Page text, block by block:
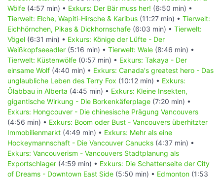
Wölfe (4:57 min) • Exkurs: Der Bär muss her! (6:50 min) •
Tierwelt: Elche, Wapiti-Hirsche & Karibus (11:27 min) • Tierwelt:
Eichhörnchen, Pikas & Dickhornschafe (6:03 min) • Tierwelt:
Vögel (6:31 min) • Exkurs: Könige der Lüfte - Der
Weißkopfseeadler (5:16 min) • Tierwelt: Wale (8:46 min) •
Tierwelt: Küstenwölfe (0:57 min) • Exkurs: Takaya - Der
einsame Wolf (4:40 min) • Exkurs: Canada's greatest hero - Das
unglaubliche Leben des Terry Fox (10:12 min) • Exkurs:
Ölabbau in Alberta (4:45 min) • Exkurs: Kleine Insekten,
gigantische Wirkung - Die Borkenkäferplage (7:20 min) •
Exkurs: Hongcouver - Die chinesische Prägung Vancouvers
(4:56 min) • Exkurs: Boom oder Bust - Vancouvers überhitzter
Immobilienmarkt (4:49 min) • Exkurs: Mehr als eine
Hockeymannschaft - Die Vancouver Canucks (4:37 min) •
Exkurs: Vancouverism - Vancouvers Stadtplanung als
Exportschlager (4:59 min) • Exkurs: Die Schattenseite der City
of Dreams - Downtown East Side (5:50 min) • Edmonton (1:53